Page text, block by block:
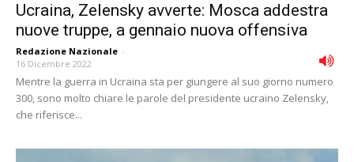
Ucraina, Zelensky avverte: Mosca addestra
nuove truppe, a gennaio nuova offensiva
Redazione Nazionale -
16 Dicembre 2022
Mentre la guerra in Ucraina sta per giungere al suo giorno numero
300, sono molto chiare le parole del presidente ucraino Zelensky,
che riferisce...